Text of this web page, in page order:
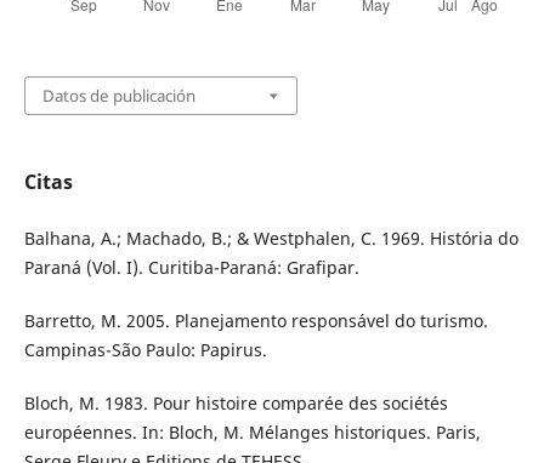
Datos de publicación
Citas
Balhana, A.; Machado, B.; & Westphalen, C. 1969. História do
Paraná (Vol. I). Curitiba-Paraná: Grafipar.
Barretto, M. 2005. Planejamento responsável do turismo.
Campinas-São Paulo: Papirus.
Bloch, M. 1983. Pour histoire comparée des sociétés
européennes. In: Bloch, M. Mélanges historiques. Paris,